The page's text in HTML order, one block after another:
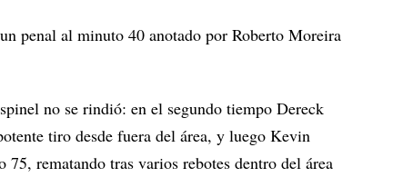
penal al minuto 40 anotado por Roberto Moreira
no se rindió: en el segundo tiempo Dereck
tiro desde fuera del área, y luego Kevin
rematando tras varios rebotes dentro del área